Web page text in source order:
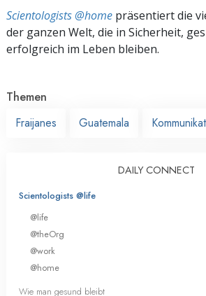
Scientologists @home präsentiert die
der ganzen Welt, die in Sicherheit,
erfolgreich im Leben bleiben.
Themen
Fraijanes
Guatemala
DAILY CONNECT
Scientologists @life
@life
@theOrg
@work
@home
Wie man gesund bleibt